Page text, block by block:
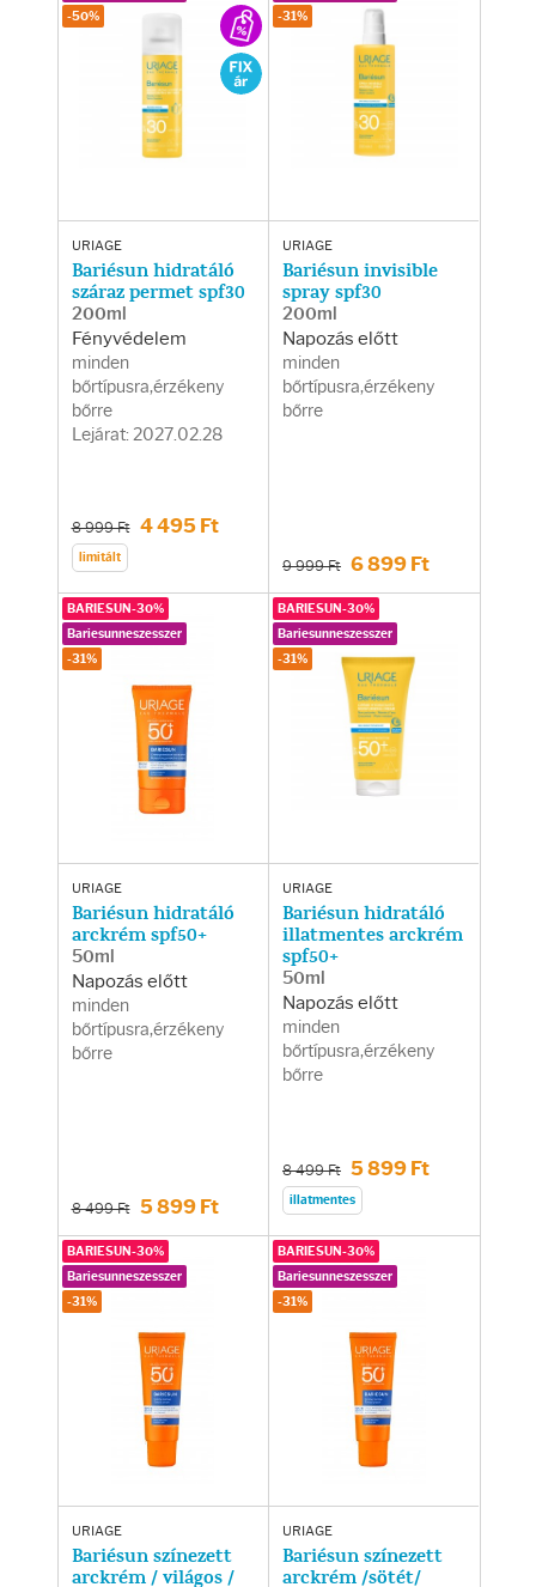
URIAGE
Bariésun hidratáló
száraz permet spf30
200ml
Fényvédelem
minden
bőrtípusra,érzékeny
bőrre
Lejárat: 2027.02.28
8 999 Ft 4 495 Ft
limitált
-50%
URIAGE
Bariésun invisible
spray spf30
200ml
Napozás előtt
minden
bőrtípusra,érzékeny
bőrre
9 999 Ft 6 899 Ft
-31%
URIAGE
Bariésun hidratáló
arckrém spf50+
50ml
Napozás előtt
minden
bőrtípusra,érzékeny
bőrre
8 499 Ft 5 899 Ft
BARIESUN-30%
Bariesunneszesszer
-31%
URIAGE
Bariésun hidratáló
illatmentes arckrém
spf50+
50ml
Napozás előtt
minden
bőrtípusra,érzékeny
bőrre
8 499 Ft 5 899 Ft
illatmentes
BARIESUN-30%
Bariesunneszesszer
-31%
URIAGE
Bariésun színezett
arckrém / világos /
BARIESUN-30%
Bariesunneszesszer
-31%
URIAGE
Bariésun színezett
arckrém /sötét/
BARIESUN-30%
Bariesunneszesszer
-31%
Egészség
Orrsprayk
Torokpasztillák
Fogkrémek
Napozás után
AZ ÖSSZES TERMÉK